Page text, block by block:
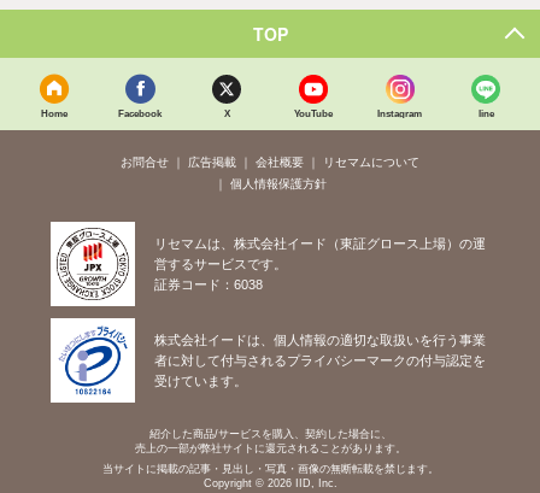
TOP
Home Facebook X YouTube Instagram line
お問合せ 広告掲載 会社概要
リセマムについて
個人情報保護方針
リセマムは、株式会社イード（東証グロース上場）の運
営するサービスです。
証券コード：6038
株式会社イードは、個人情報の適切な取扱いを行う事業
者に対して付与されるプライバシーマークの付与認定を
受けています。
紹介した商品/サービスを購入、契約した場合に、
売上の一部が弊社サイトに還元されることがあります。
当サイトに掲載の記事・見出し・写真・画像の無断転載を禁じます。
Copyright © 2026 IID, Inc.